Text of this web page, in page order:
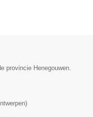
provincie Henegouwen.
)